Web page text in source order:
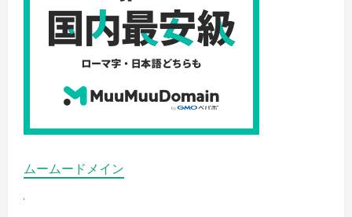
ムームードメイン